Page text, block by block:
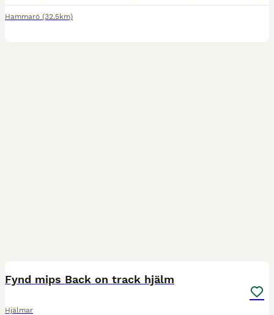
Hammarö (32.5km)
Fynd mips Back on track hjälm
Hjälmar